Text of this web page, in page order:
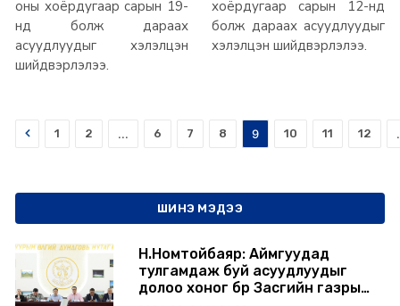
оны хоёрдугаар сарын 19-
нд болж дараах
асуудлуудыг хэлэлцэн
шийдвэрлэлээ.
хоёрдугаар сарын 12-нд
болж дараах асуудлуудыг
хэлэлцэн шийдвэрлэлээ.
Prev 1 2 ... 6 7 8 9 10 11 12
ШИНЭ МЭДЭЭ
Н.Номтойбаяр: Аймгуудад
тулгамдаж буй асуудлуудыг
долоо хоног бүр Засгийн газрын